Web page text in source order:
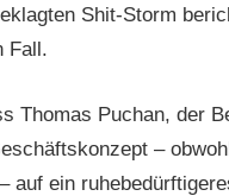
Shit-Storm
Fall.
Thomas Puchan, der
–
auf ein